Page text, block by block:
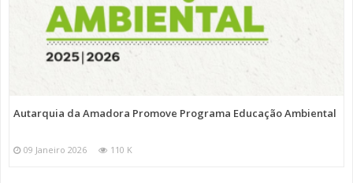
Autarquia da Amadora Promove Programa Educação Ambiental
09 Janeiro 2026 110 K